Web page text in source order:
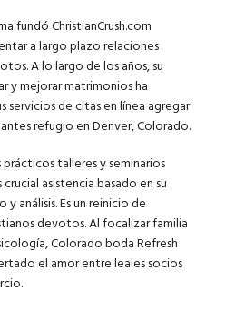
fundó ChristianCrush.com
a largo plazo relaciones
A lo largo de los años, su
y mejorar matrimonios ha
servicios de citas en línea agregar
refugio en Denver, Colorado.
talleres y seminarios
asistencia basado en su
análisis. Es un reinicio de
devotos. Al focalizar familia
Colorado boda Refresh
el amor entre leales socios